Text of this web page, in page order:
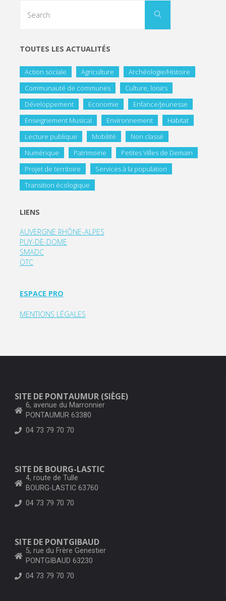
TOUTES LES ACTUALITÉS
Action sociale Agriculture
Archéologie/Histoire
Communauté de communes
Culture, loisirs
Développement
Economie
Enfance/Jeunesse
Enseignement Musical
Environnement
Habitat
Lecture publique
Mobilité
Non classé
Numérique
Patrimoine
Petites Villes de Demain
Projet de territoire
Services à la population
Transition écologique
LIENS
AUVERGNE RHÔNE-ALPES
PUY-DE-DOME
SMADC
OTC
ESPACE PRO
MENTIONS LÉGALES
SITE DE PONTAUMUR (SIÈGE)
6, avenue du Marronnier
PONTAUMUR 63380
04 73 79 70 70
SITE DE BOURG-LASTIC
4, route de Tulle
BOURG-LASTIC 63760
04 73 79 70 70
SITE DE PONTGIBAUD
5, rue du Frère Genestier
PONTGIBAUD 63230
04 73 79 70 70